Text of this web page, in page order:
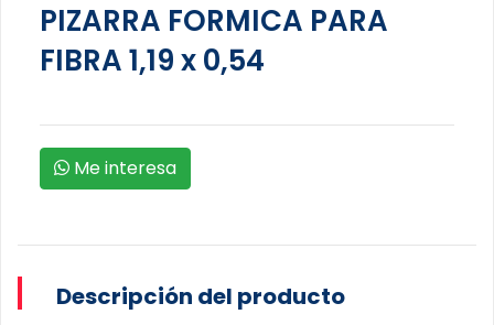
PIZARRA FORMICA PARA
FIBRA 1,19 x 0,54
Me interesa
Descripción del producto